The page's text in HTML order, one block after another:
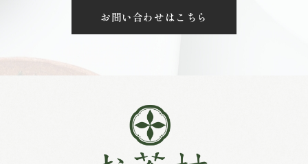
お問い合わせはこちら